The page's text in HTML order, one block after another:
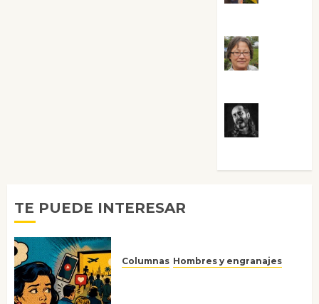
TE PUEDE INTERESAR
Columnas Hombres y engranajes